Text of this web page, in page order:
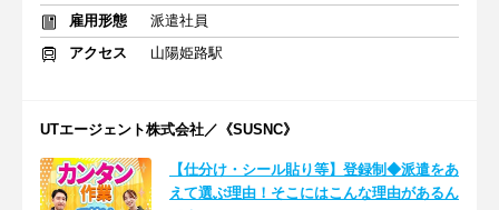
雇用形態
派遣社員
アクセス
山陽姫路駅
UTエージェント株式会社／《SUSNC》
【仕分け・シール貼り等】登録制◆派遣をあ
えて選ぶ理由！そこにはこんな理由があるん